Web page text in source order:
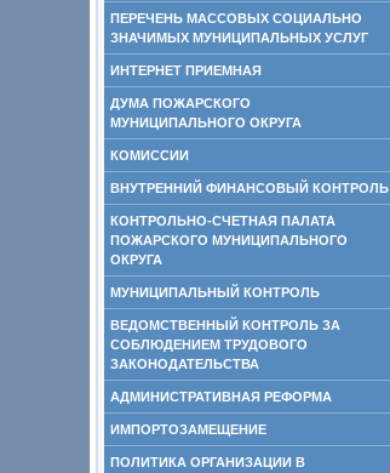
ПЕРЕЧЕНЬ МАССОВЫХ СОЦИАЛЬНО
ЗНАЧИМЫХ МУНИЦИПАЛЬНЫХ УСЛУГ
ИНТЕРНЕТ ПРИЕМНАЯ
ДУМА ПОЖАРСКОГО
МУНИЦИПАЛЬНОГО ОКРУГА
КОМИССИИ
ВНУТРЕННИЙ ФИНАНСОВЫЙ КОНТРОЛЬ
КОНТРОЛЬНО-СЧЕТНАЯ ПАЛАТА
ПОЖАРСКОГО МУНИЦИПАЛЬНОГО
ОКРУГА
МУНИЦИПАЛЬНЫЙ КОНТРОЛЬ
ВЕДОМСТВЕННЫЙ КОНТРОЛЬ ЗА
СОБЛЮДЕНИЕМ ТРУДОВОГО
ЗАКОНОДАТЕЛЬСТВА
АДМИНИСТРАТИВНАЯ РЕФОРМА
ИМПОРТОЗАМЕЩЕНИЕ
ПОЛИТИКА ОРГАНИЗАЦИИ В